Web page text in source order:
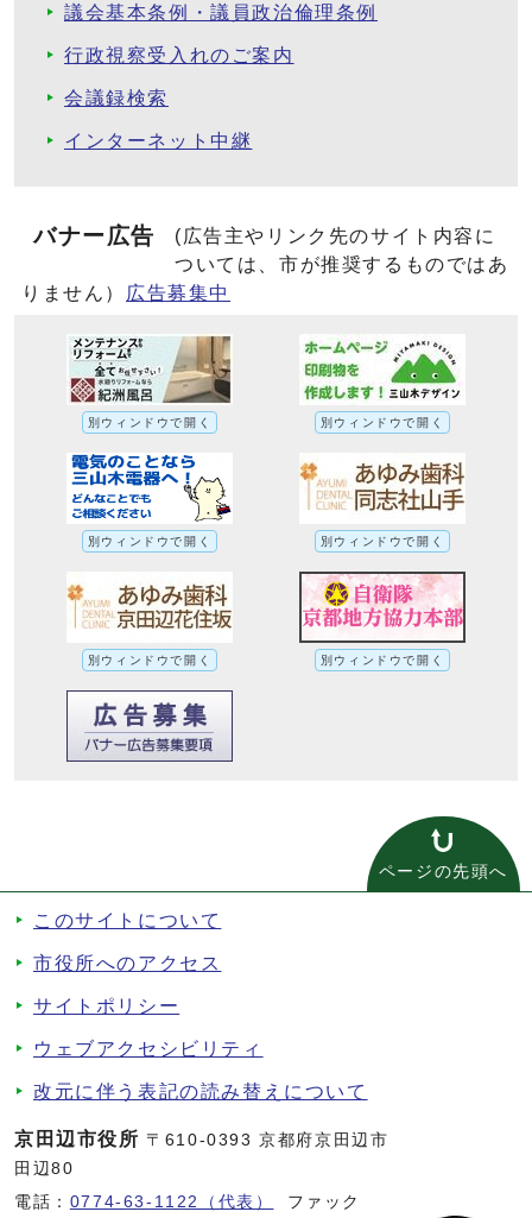
議会基本条例・議員政治倫理条例
行政視察受入れのご案内
会議録検索
インターネット中継
バナー広告
(広告主やリンク先のサイト内容に
ついては、市が推奨するものではあ
りません）
広告募集中
別ウィンドウで開く 別ウィンドウで開く
別ウィンドウで開く 別ウィンドウで開く
別ウィンドウで開く 別ウィンドウで開く
ページの先頭へ
このサイトについて
市役所へのアクセス
サイトポリシー
ウェブアクセシビリティ
改元に伴う表記の読み替えについて
京田辺市役所 〒610-0393 京都府京田辺市
田辺80
電話： 0774-63-1122（代表） ファック